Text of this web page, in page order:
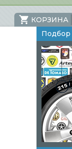
КОРЗИНА
Подбор